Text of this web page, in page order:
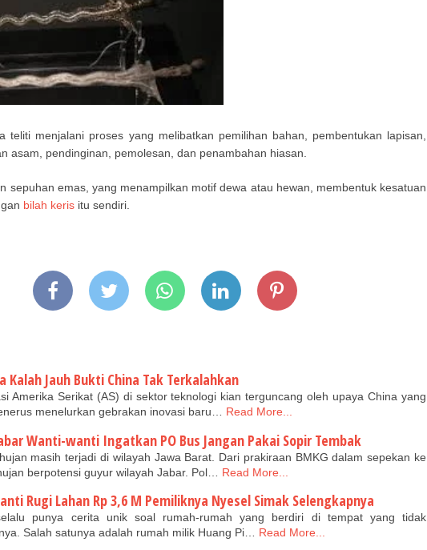
teliti menjalani proses yang melibatkan pemilihan bahan, pembentukan lapisan,
asam, pendinginan, pemolesan, dan penambahan hiasan.
sepuhan emas, yang menampilkan motif dewa atau hewan, membentuk kesatuan
bilah keris itu sendiri.
Kalah Jauh Bukti China Tak Terkalahkan
Amerika Serikat (AS) di sektor teknologi kian terguncang oleh upaya China yang
menelurkan gebrakan inovasi baru…
Read More...
Wanti-wanti Ingatkan PO Bus Jangan Pakai Sopir Tembak
masih terjadi di wilayah Jawa Barat. Dari prakiraan BMKG dalam sepekan ke
berpotensi guyur wilayah Jabar. Pol…
Read More...
Rugi Lahan Rp 3,6 M Pemiliknya Nyesel Simak Selengkapnya
punya cerita unik soal rumah-rumah yang berdiri di tempat yang tidak
Salah satunya adalah rumah milik Huang Pi…
Read More...